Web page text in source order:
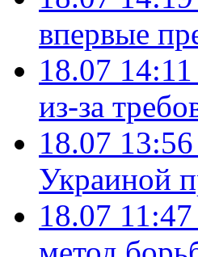
впервые
18.07 14:11
из-за
18.07 13:56
Украиной
18.07 11:47